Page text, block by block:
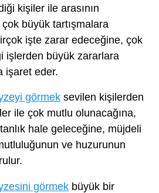
kişiler ile arasının
büyük tartışmalara
işte zarar edeceğine, çok
işlerden büyük zararlara
işaret eder.
görmek sevilen kişilerden
ile çok mutlu olunacağına,
hale geleceğine, müjdeli
ve huzurunun
görmek büyük bir